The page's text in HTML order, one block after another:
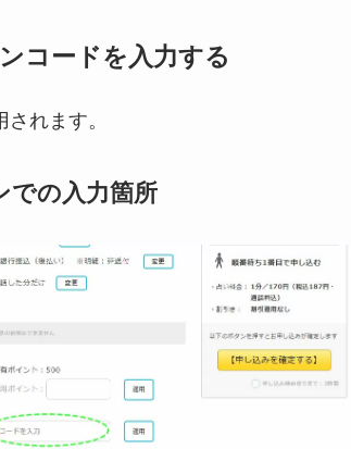
コードを入力する
れます。
での入力箇所